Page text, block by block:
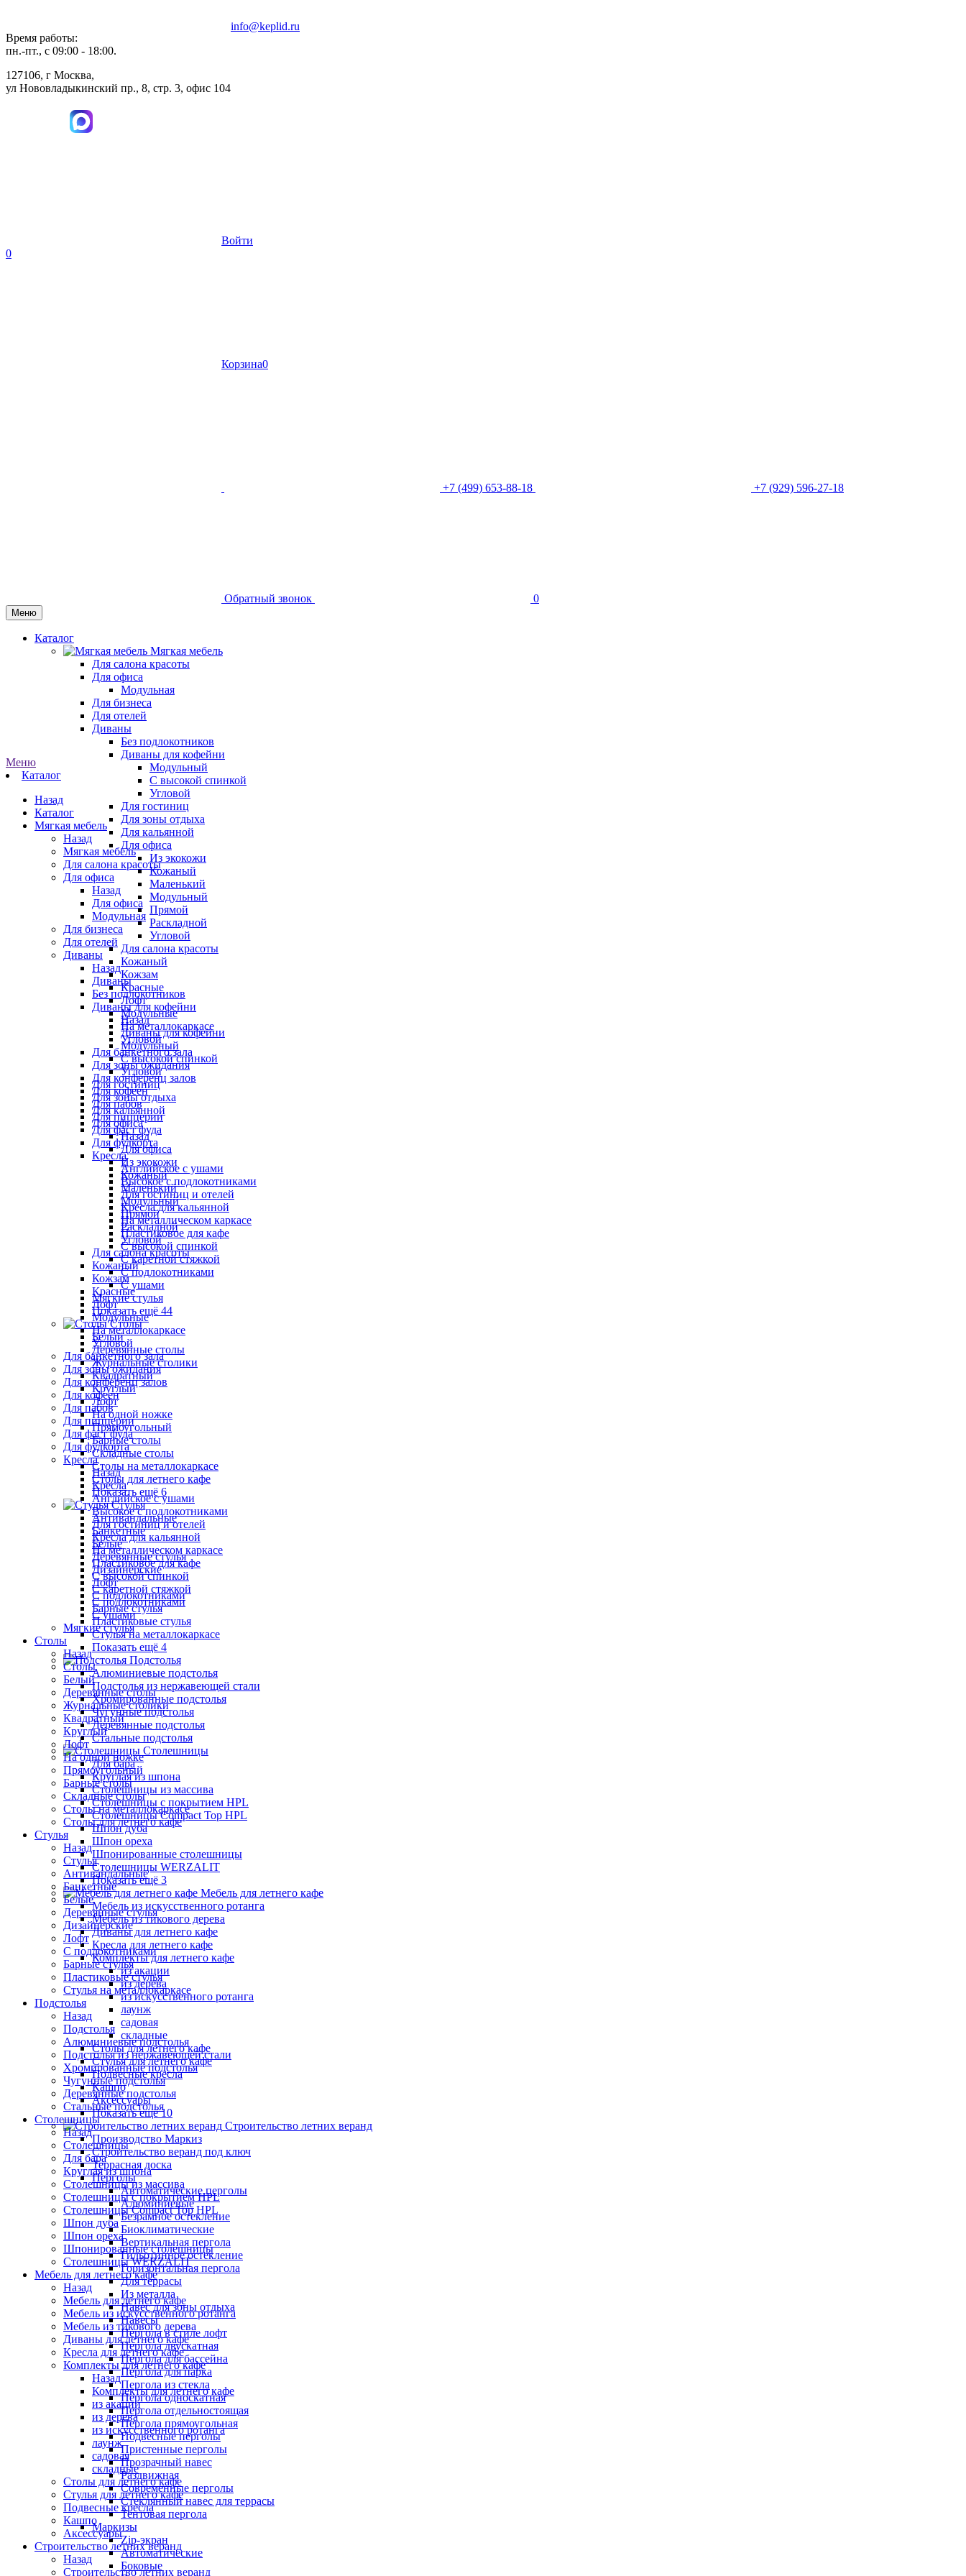
Время работы:
пн.-пт., с 09:00 - 18:00.
127106, г Москва,
ул Нововладыкинский пр., 8, стр. 3, офис 104
info@keplid.ru
Войти
0
Корзина0
+7 (499) 653-88-18 +7 (929) 596-27-18
Обратный звонок 0
Меню
Каталог
Мягкая мебель
Для салона красоты
Для офиса
Модульная
Для бизнеса
Для отелей
Диваны
Без подлокотников
Диваны для кофейни
Модульный
С высокой спинкой
Угловой
Для гостиниц
Для зоны отдыха
Для кальянной
Для офиса
Из экокожи
Кожаный
Маленький
Модульный
Прямой
Раскладной
Угловой
Для салона красоты
Кожаный
Кожзам
Красные
Лофт
Модульные
На металлокаркасе
Угловой
Для банкетного зала
Для зоны ожидания
Для конференц залов
Для кофеен
Для пабов
Для пиццерии
Для фаст фуда
Для фудкорта
Кресла
Английское с ушами
Высокое с подлокотниками
Для гостиниц и отелей
Кресла для кальянной
На металлическом каркасе
Пластиковое для кафе
С высокой спинкой
С каретной стяжкой
С подлокотниками
С ушами
Мягкие стулья
Показать ещё 44
Столы
Белый
Деревянные столы
Журнальные столики
Квадратный
Круглый
Лофт
На одной ножке
Прямоугольный
Барные столы
Складные столы
Столы на металлокаркасе
Столы для летнего кафе
Показать ещё 6
Стулья
Антивандальные
Банкетные
Белые
Деревянные стулья
Дизайнерские
Лофт
С подлокотниками
Барные стулья
Пластиковые стулья
Стулья на металлокаркасе
Показать ещё 4
Подстолья
Алюминиевые подстолья
Подстолья из нержавеющей стали
Хромированные подстолья
Чугунные подстолья
Деревянные подстолья
Стальные подстолья
Столешницы
Для бара
Круглая из шпона
Столешницы из массива
Столешницы с покрытием HPL
Столешницы Сompact Top HPL
Шпон дуба
Шпон ореха
Шпонированные столешницы
Столешницы WERZALIT
Показать ещё 3
Мебель для летнего кафе
Мебель из искусственного ротанга
Мебель из тикового дерева
Диваны для летнего кафе
Кресла для летнего кафе
Комплекты для летнего кафе
из акации
из дерева
из искусственного ротанга
лаунж
садовая
складные
Столы для летнего кафе
Стулья для летнего кафе
Подвесные кресла
Кашпо
Аксессуары
Показать ещё 10
Строительство летних веранд
Производство Маркиз
Строительство веранд под ключ
Террасная доска
Перголы
Автоматические перголы
Алюминиевые
Безрамное остекление
Биоклиматические
Вертикальная пергола
Гильотинное остекление
Горизонтальная пергола
Для террасы
Из металла
Навес для зоны отдыха
Навесы
Пергола в стиле лофт
Пергола двускатная
Пергола для бассейна
Пергола для парка
Пергола из стекла
Пергола односкатная
Пергола отдельностоящая
Пергола прямоугольная
Подвесные перголы
Пристенные перголы
Прозрачный навес
Раздвижная
Современные перголы
Стеклянный навес для террасы
Тентовая пергола
Маркизы
Zip-экран
Автоматические
Боковые
Меню
Каталог
Назад
Каталог
Мягкая мебель
Назад
Мягкая мебель
Для салона красоты
Для офиса
Назад
Для офиса
Модульная
Для бизнеса
Для отелей
Диваны
Назад
Диваны
Без подлокотников
Диваны для кофейни
Назад
Диваны для кофейни
Модульный
С высокой спинкой
Угловой
Для гостиниц
Для зоны отдыха
Для кальянной
Для офиса
Назад
Для офиса
Из экокожи
Кожаный
Маленький
Модульный
Прямой
Раскладной
Угловой
Для салона красоты
Кожаный
Кожзам
Красные
Лофт
Модульные
На металлокаркасе
Угловой
Для банкетного зала
Для зоны ожидания
Для конференц залов
Для кофеен
Для пабов
Для пиццерии
Для фаст фуда
Для фудкорта
Кресла
Назад
Кресла
Английское с ушами
Высокое с подлокотниками
Для гостиниц и отелей
Кресла для кальянной
На металлическом каркасе
Пластиковое для кафе
С высокой спинкой
С каретной стяжкой
С подлокотниками
С ушами
Мягкие стулья
Столы
Назад
Столы
Белый
Деревянные столы
Журнальные столики
Квадратный
Круглый
Лофт
На одной ножке
Прямоугольный
Барные столы
Складные столы
Столы на металлокаркасе
Столы для летнего кафе
Стулья
Назад
Стулья
Антивандальные
Банкетные
Белые
Деревянные стулья
Дизайнерские
Лофт
С подлокотниками
Барные стулья
Пластиковые стулья
Стулья на металлокаркасе
Подстолья
Назад
Подстолья
Алюминиевые подстолья
Подстолья из нержавеющей стали
Хромированные подстолья
Чугунные подстолья
Деревянные подстолья
Стальные подстолья
Столешницы
Назад
Столешницы
Для бара
Круглая из шпона
Столешницы из массива
Столешницы с покрытием HPL
Столешницы Сompact Top HPL
Шпон дуба
Шпон ореха
Шпонированные столешницы
Столешницы WERZALIT
Мебель для летнего кафе
Назад
Мебель для летнего кафе
Мебель из искусственного ротанга
Мебель из тикового дерева
Диваны для летнего кафе
Кресла для летнего кафе
Комплекты для летнего кафе
Назад
Комплекты для летнего кафе
из акации
из дерева
из искусственного ротанга
лаунж
садовая
складные
Столы для летнего кафе
Стулья для летнего кафе
Подвесные кресла
Кашпо
Аксессуары
Строительство летних веранд
Назад
Строительство летних веранд